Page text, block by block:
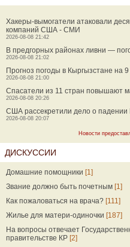
Хакеры-вымогатели атаковали
компаний США - СМИ
2026-08-08 21:42
В предгорных районах ливни —
2026-08-08 21:02
Прогноз погоды в Кыргызстане на
2026-08-08 21:00
Спасатели из 11 стран повышают
2026-08-08 20:26
США рассекретили дело о
2026-08-08 20:07
Новости
ДИСКУССИИ
Домашние помощники [1]
Звание должно быть почетным [1]
Как пожаловаться на врача? [111]
Жилье для матери-одиночки [187]
На вопросы отвечает
правительстве КР [2]